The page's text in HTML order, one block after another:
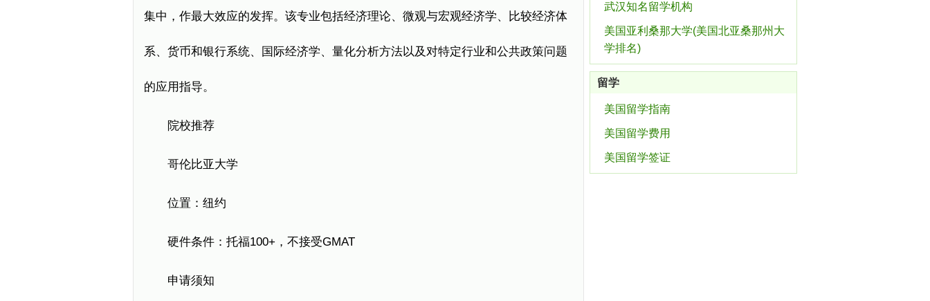
集中，作最大效应的发挥。该专业包括经济理论、微观与宏观经济学、比较经济体
系、货币和银行系统、国际经济学、量化分析方法以及对特定行业和公共政策问题
的应用指导。
院校推荐
哥伦比亚大学
位置：纽约
硬件条件：托福100+，不接受GMAT
申请须知
武汉知名留学机构
美国亚利桑那大学(美国北亚桑那州大
学排名)
留学
美国留学指南
美国留学费用
美国留学签证